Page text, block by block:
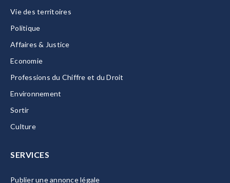
Vie des territoires
Politique
Affaires & Justice
Economie
Professions du Chiffre et du Droit
Environnement
Sortir
Culture
SERVICES
Publier une annonce légale